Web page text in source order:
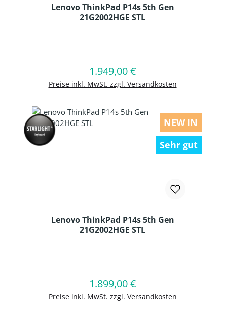
Lenovo ThinkPad P14s 5th Gen
21G2002HGE STL
Regulärer Preis:
1.949,00 €
Preise inkl. MwSt. zzgl. Versandkosten
In den Warenkorb
NEW IN
Sehr gut
Lenovo ThinkPad P14s 5th Gen
21G2002HGE STL
Regulärer Preis:
1.899,00 €
Preise inkl. MwSt. zzgl. Versandkosten
In den Warenkorb